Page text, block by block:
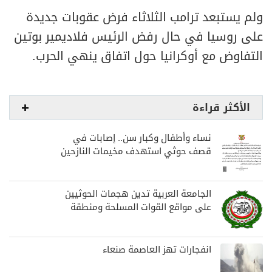
ولم يستبعد ترامب الثلاثاء فرض عقوبات جديدة
على روسيا في حال رفض الرئيس فلاديمير بوتين
التفاوض مع أوكرانيا حول اتفاق ينهي الحرب.
الأكثر قراءة
نساء وأطفال وكبار سن.. إصابات في
قصف حوثي استهدف مخيمات النازحين
الجامعة العربية تدين هجمات الحوثيين
على مواقع القوات المسلحة ومنطقة
انفجارات تهز العاصمة صنعاء